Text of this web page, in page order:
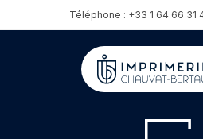
Téléphone : +33 1 64 66 31